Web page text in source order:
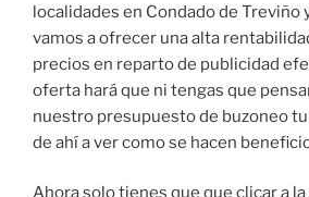
localidades en Condado de Treviño
vamos a ofrecer una alta
precios en reparto de publicidad
oferta hará que ni tengas que
nuestro presupuesto de buzoneo
de ahí a ver como se hacen
Ahora solo tienes que que clicar a